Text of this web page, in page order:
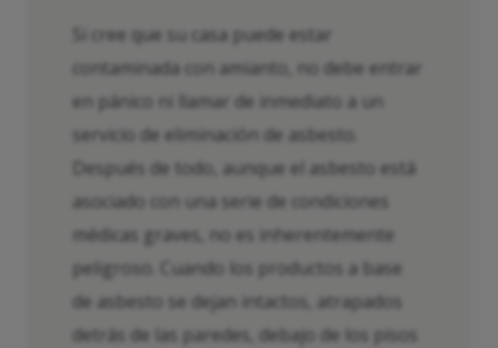
Si cree que su casa puede estar
contaminada con amianto, no debe entrar
en pánico ni llamar de inmediato a un
servicio de eliminación de asbesto.
Después de todo, aunque el asbesto está
asociado con una serie de condiciones
médicas graves, no es inherentemente
peligroso. Cuando los productos a base
de asbesto se dejan intactos, atrapados
detrás de las paredes, debajo de los pisos